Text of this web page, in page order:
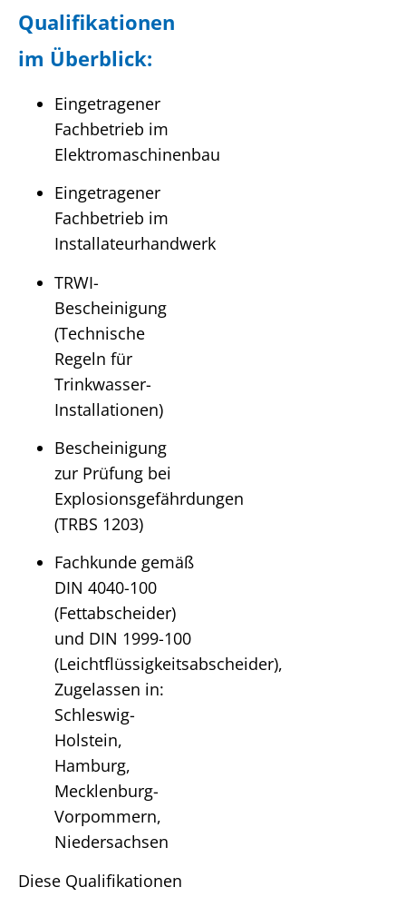
Qualifikationen
im Überblick:
Eingetragener
Fachbetrieb im
Elektromaschinenbau
Eingetragener
Fachbetrieb im
Installateurhandwerk
TRWI-
Bescheinigung
(Technische
Regeln für
Trinkwasser-
Installationen)
Bescheinigung
zur Prüfung bei
Explosionsgefährdungen
(TRBS 1203)
Fachkunde gemäß
DIN 4040-100
(Fettabscheider)
und DIN 1999-100
(Leichtflüssigkeitsabscheider),
Zugelassen in:
Schleswig-
Holstein,
Hamburg,
Mecklenburg-
Vorpommern,
Niedersachsen
Diese Qualifikationen